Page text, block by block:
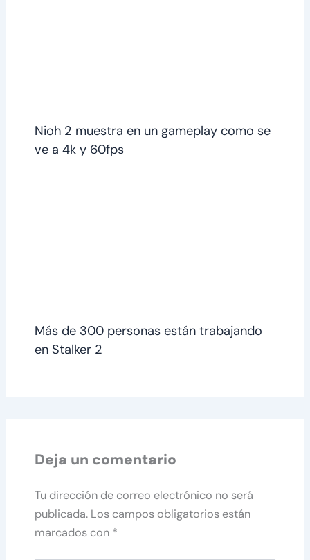
Nioh 2 muestra en un gameplay como se
ve a 4k y 60fps
Más de 300 personas están trabajando
en Stalker 2
Deja un comentario
Tu dirección de correo electrónico no será
publicada. Los campos obligatorios están
marcados con *